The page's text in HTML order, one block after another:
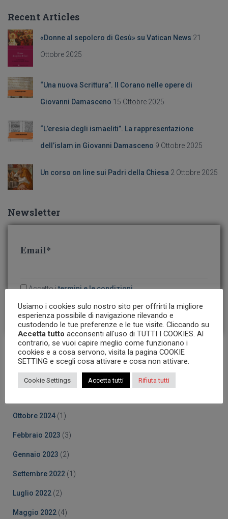
o
k
c
a
p
:
Recent Articles
«Donne al sepolcro di Gesù» su Vatican News 21
Ottobre 2025
“Una nuova Scrittura”. Il Corano nelle opere di
Giovanni Damasceno 15 Ottobre 2025
“L’eresia degli ismaeliti”. La rappresentazione
dell’islam in Giovanni Damasceno 9 Ottobre 2025
Un corso on line sui Padri della Chiesa 2 Ottobre 2025
Newsletter
Email*
Accetto itermini e le condizioni
Archives
Ottobre 2025(5)
Ottobre 2024 (1)
Febbraio 2023 (3)
Gennaio 2023 (2)
Settembre 2022 (1)
Luglio 2022 (2)
Maggio 2022 (4)
Usiamo i cookies sulo nostro sito per offrirti la migliore
esperienza possibile di navigazione rilevando e
custodendo le tue preferenze e le tue visite. Cliccando su
Accetta tutto acconsenti all'uso di TUTTI I COOKIES. Al
contrario, se vuoi capire meglio come funzionano i
cookies e a cosa servono, visita la pagina COOKIE
SETTING e scegli cosa attivare e cosa non attivare.
Cookie Settings Accetta tutti Rifiuta tutti